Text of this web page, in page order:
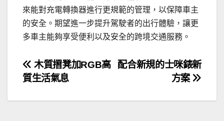
來能對充電轉換器進行更規範的管理，以保障車主
的安全。期望進一步提升駕駛者的出行體驗，讓更
多車主能夠享受便利以及安全的跨境交通服務。
文
章
配合新規的士咪錶新
方案
木質摺凳加RGB高
質生活氣息